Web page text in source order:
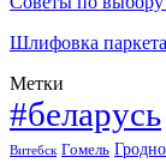
Шлифовка
Метки
#беларусь
Витебск Гомель Гродно